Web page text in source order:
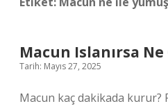
Macun Islanırsa
Tarih: Mayıs 27, 2025
Macun kaç dakikada kurur?